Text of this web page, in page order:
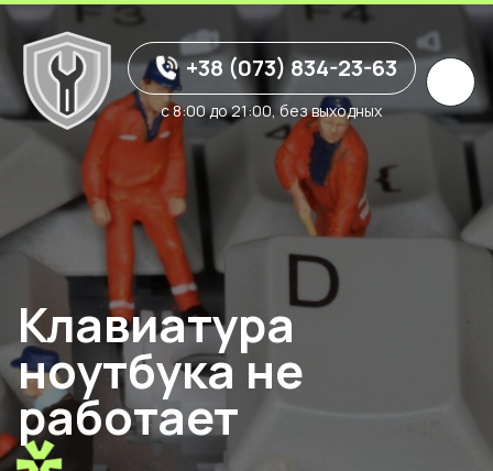
+38 (073) 834-23-63
с 8:00 до 21:00, без выходных
Клавиатура
ноутбука не
работает